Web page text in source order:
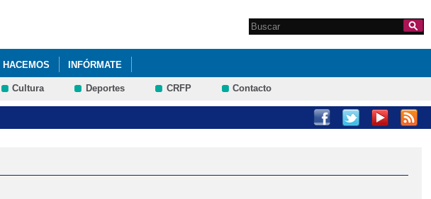
Formulario de
Search this site
HACEMOS INFÓRMATE
ALMUERZOS SALUDABLES ELECCIONES AL CONSEJO ESCOLAR 2016
Cultura Deportes CRFP Contacto